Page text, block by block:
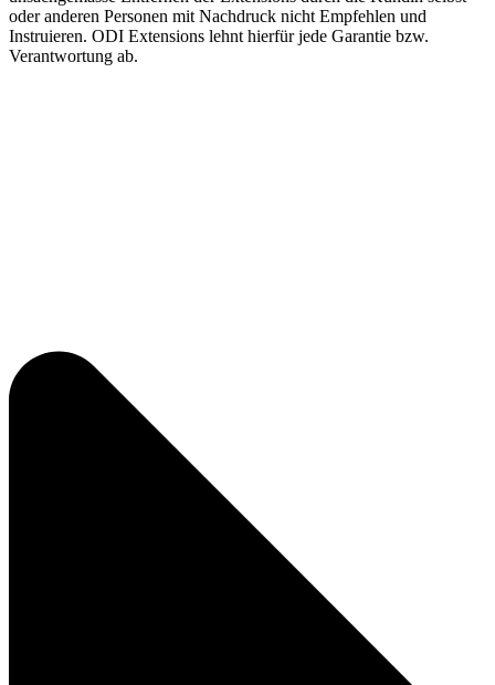
oder anderen Personen mit Nachdruck nicht Empfehlen und
Instruieren. ODI Extensions lehnt hierfür jede Garantie bzw.
Verantwortung ab.